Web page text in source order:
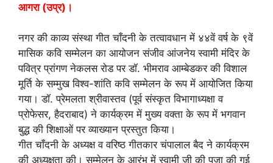
at
s
A
p
p
e
b
o
o
k
e
आगरा (उप्र)।
नगर की काव्य संस्था गीत चाँदनी के तत्वावधान में ४४वें वर्ष के ९वें
मासिक कवि सम्मेलन का आयोजन संजीव आंजनेय स्वामी मंदिर के
पवित्र प्रांगण नेकलस रोड पर डॉ. भीमराव आम्बेडकर की विशाल
मूर्ति के सम्मुख विश्व-शांति कवि सम्मेलन के रूप में आयोजित किया
गया। डॉ. प्रेमलता श्रीवास्तव (पूर्व संस्कृत विभागाध्यक्षा व
प्रोफेसर, हैदराबाद) ने कार्यक्रम में मुख्य वक्ता के रूप में भगवान
बुद्ध की शिक्षाओं पर व्याख्यान प्रस्तुत किया।
गीत चाँदनी के अध्यक्ष व वरिष्ठ गीतकार चंपालाल बैद ने कार्यक्रम
की अध्यक्षता की। सम्मेलन के आरंभ में स्वामी जी की पूजा की गई